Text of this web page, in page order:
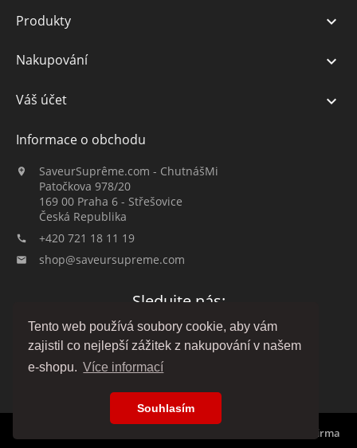
Tento web používá soubory cookie, aby vám
zajistil co nejlepší zážitek z nakupování v našem
e-shopu. Více informací
Souhlasím
Produkty 
Nakupování 
Váš účet 
Informace o obchodu

SaveurSuprême.com - ChutnášMi
Patočkova 978/20
169 00 Praha 6 - Střešovice
Česká Republika
 +420 721 18 11 19
 shop@saveursupreme.com
Sledujte nás:
© 2019-2026 :: SaveurSuprême.com od ChutnášMi :: rodinná firma